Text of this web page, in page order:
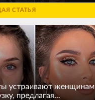
СТАТЬЯ
устраивают женщинам
предлагая...